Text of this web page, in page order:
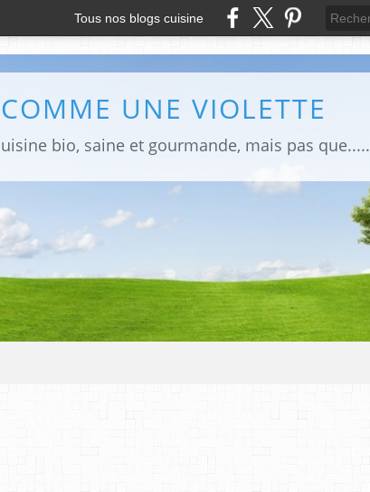
Tous nos blogs cuisine
COMME UNE VIOLETTE
bio, saine et gourmande, mais pas que.....